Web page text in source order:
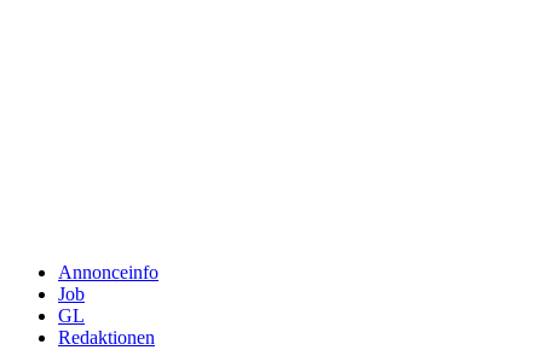
Annonceinfo
Job
GL
Redaktionen